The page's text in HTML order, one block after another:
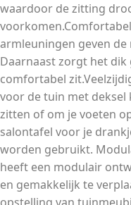
waardoor de zitting
armleuningen geven
Daarnaast zorgt het
comfortabel
voor de tuin met
zitten of om je voeten
salontafel voor je
worden gebruikt.
heeft een modulair
en gemakkelijk te